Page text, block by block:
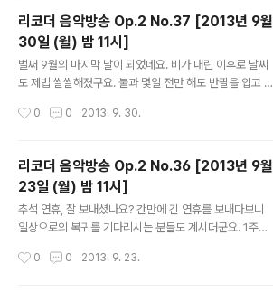
카바산티... 그의 다채로운 음악세계...기대하셔도 좋을 것
같습니다. ^^ 그럼, 오늘 밤 11시에 뵈요~ ● 방송일시 : 2
013년 10월 7일 (월) 밤 11시 ● 청취방법 : 선택 ① 아래
세이라디오 플레이 버튼 누르기. 또는 세이라디오 설치 후
'리코더 음악방송' 검색. 세이라디오 설치 -> 클릭 선택 ②
URL 추가에 붙여넣기. 선택 ③ 스마트폰의 경..
리코더 음악방송 Op.2 No.37 [2013년 9월
30일 (월) 밤 11시]
벌써 9월의 마지막 날이 되었네요. 비가 내린 이후로 날씨
도 제법 쌀쌀해졌구요. 불과 몇일 전만 해도 반팔을 입고 다
밤 11시에 뵐께요. ^^ ● 방송일시 : 2013년 9월 30일
이 버튼 누르기. 또는 세이라디오 설치 후 '리코더 음악방
송' 검색. 세이라디오 설치 -> 클릭 선택 ② 윈앰프 설치
후, 아래 방송주소를 윈앰프의 열기(ADD)-> URL 추가에
붙여넣기. 선택 ③ 스마트폰의 경우 우측에서 기종에 따라
앱 설치 후 '리코더 음악방송' 검색 [ 아이폰 / 안드로이드폰
프 다운받기 : http:/..
0 0 2013. 9. 30.
리코더 음악방송 Op.2 No.36 [2013년 9월
23일 (월) 밤 11시]
추석 연휴, 잘 보내셨나요? 간만에 긴 연휴를 보내다보니
일상으로의 복귀를 기다리시는 분들도 계시더군요. 1주일
로 여러분들과 만납니다. 오늘 밤 11시에 뵐께요. ^^ ● 방
0 0 2013. 9. 23.